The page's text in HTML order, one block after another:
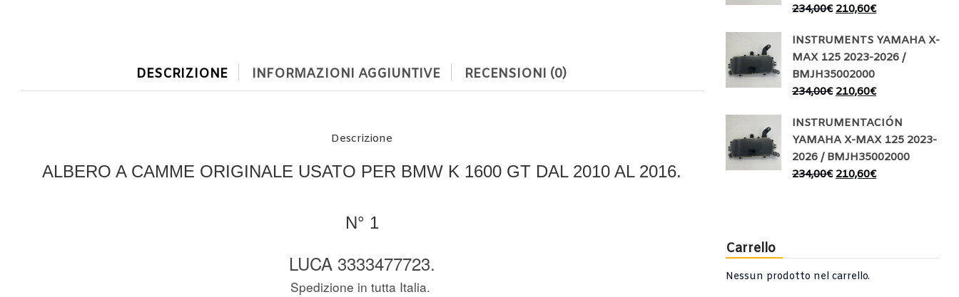
DESCRIZIONE INFORMAZIONI AGGIUNTIVE RECENSIONI (0)
Descrizione
ALBERO A CAMME ORIGINALE USATO PER BMW K 1600 GT DAL 2010 AL 2016.
N° 1
LUCA 3333477723.
Spedizione in tutta Italia.
234,00€ 210,60€
INSTRUMENTS YAMAHA X-
MAX 125 2023-2026 /
BMJH35002000
234,00€ 210,60€
INSTRUMENTACIÓN
YAMAHA X-MAX 125 2023-
2026 / BMJH35002000
234,00€ 210,60€
Carrello
Nessun prodotto nel carrello.